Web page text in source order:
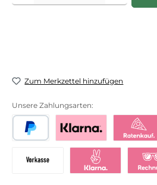
Zum Merkzettel hinzufügen
Unsere Zahlungsarten: